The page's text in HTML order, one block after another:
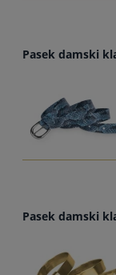
Pasek damski
Pasek damski